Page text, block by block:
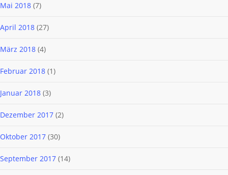
Mai 2018 (7)
April 2018 (27)
März 2018 (4)
Februar 2018 (1)
Januar 2018 (3)
Dezember 2017 (2)
Oktober 2017 (30)
September 2017 (14)